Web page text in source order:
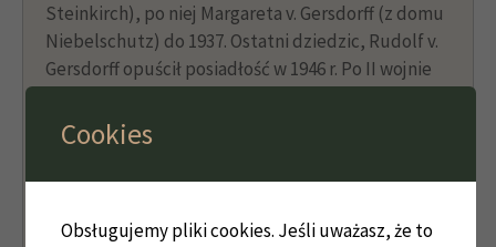
Steinkirch), po niej Margareta v. Gersdorff (z domu
Niebelschutz) do 1937. Ostatni dziedzic, Rudolf v.
Gersdorff opuścił posiadłość w 1946 r. Po II wojnie
przeszedł na własność skarbu Państwa Polskiego i
użytkowany był początkowo jako dom dziecka; w 2
poł.1.50-tych w użytkowanie spółdzielni rolniczej a
Cookies
Obsługujemy pliki cookies. Jeśli uważasz, że to